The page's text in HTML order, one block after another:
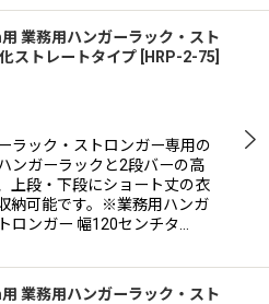
業務用ハンガーラック・スト
ストレートタイプ
HRP-2-75
ラック・ストロンガー専用の
ンガーラックと2段バーの高
上段・下段にショート丈の衣
納可能です。※業務用ハンガ
ロンガー 幅120センチタ…
業務用ハンガーラック・スト